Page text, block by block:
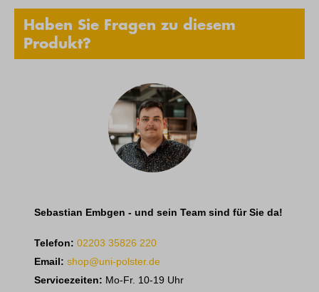
Haben Sie Fragen zu diesem
Produkt?
Sebastian Embgen - und sein Team sind für Sie da!
Telefon: 02203 35826 220
Email: shop@uni-polster.de
Servicezeiten: Mo-Fr. 10-19 Uhr